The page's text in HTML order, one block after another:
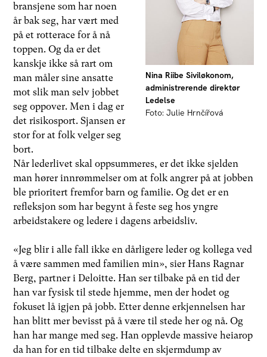
Nina Riibe Siviløkonom,
administrerende direktør
Ledelse
Foto: Julie Hrnčířová
bransjene som har noen
år bak seg, har vært med
på et rotterace for å nå
toppen. Og da er det
kanskje ikke så rart om
man måler sine ansatte
mot slik man selv jobbet
seg oppover. Men i dag er
det risikosport. Sjansen er
stor for at folk velger seg
bort.
Når lederlivet skal oppsummeres, er det ikke sjelden
man hører innrømmelser om at folk angrer på at jobben
ble prioritert fremfor barn og familie. Og det er en
refleksjon som har begynt å feste seg hos yngre
arbeidstakere og ledere i dagens arbeidsliv.
«Jeg blir i alle fall ikke en dårligere leder og kollega ved
å være sammen med familien min», sier Hans Ragnar
Berg, partner i Deloitte. Han ser tilbake på en tid der
han var fysisk til stede hjemme, men der hodet og
fokuset lå igjen på jobb. Etter denne erkjennelsen har
han blitt mer bevisst på å være til stede her og nå. Og
han har mange med seg. Han opplevde massive heiarop
da han for en tid tilbake delte en skjermdump av